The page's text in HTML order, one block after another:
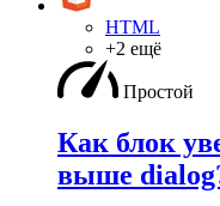
HTML
+2 ещё
Простой
Как блок
выше